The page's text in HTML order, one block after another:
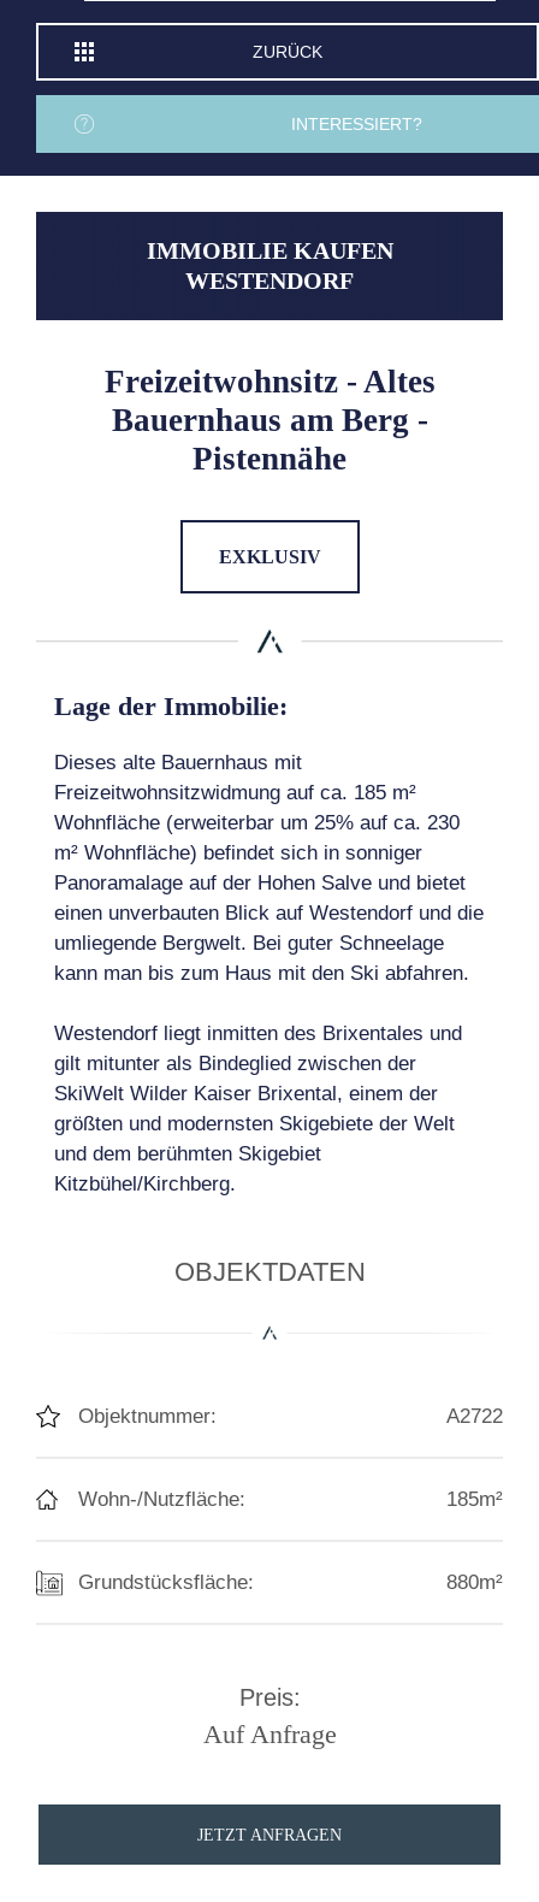
ZURÜCK
INTERESSIERT?
IMMOBILIE KAUFEN
WESTENDORF
Freizeitwohnsitz - Altes
Bauernhaus am Berg -
Pistennähe
EXKLUSIV
Lage der Immobilie:
Dieses alte Bauernhaus mit
Freizeitwohnsitzwidmung auf ca. 185 m²
Wohnfläche (erweiterbar um 25% auf ca. 230
m² Wohnfläche) befindet sich in sonniger
Panoramalage auf der Hohen Salve und bietet
einen unverbauten Blick auf Westendorf und die
umliegende Bergwelt. Bei guter Schneelage
kann man bis zum Haus mit den Ski abfahren.
Westendorf liegt inmitten des Brixentales und
gilt mitunter als Bindeglied zwischen der
SkiWelt Wilder Kaiser Brixental, einem der
größten und modernsten Skigebiete der Welt
und dem berühmten Skigebiet
Kitzbühel/Kirchberg.
OBJEKTDATEN
Objektnummer: A2722
Wohn-/Nutzfläche: 185m²
Grundstücksfläche: 880m²
Preis:
Auf Anfrage
JETZT ANFRAGEN